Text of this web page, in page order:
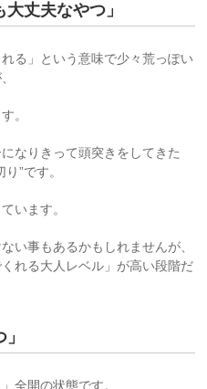
丈夫なやつ」
る」という意味で少々荒っぽい
。
なりきって頭突きをしてきた
”です。
います。
い事もあるかもしれませんが、
れる大人レベル」が高い段階だ
全開の状態です。